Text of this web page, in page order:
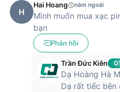
H
Hai Hoang năm ngoái
Mình muốn mua xạc
bạn
Phản hồi
Trần Đức Kiên
Dạ Hoàng Hà
Dạ rất tiếc bên